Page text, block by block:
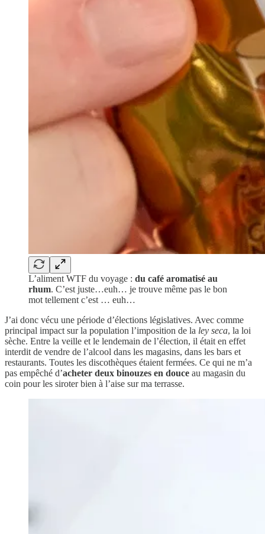
L’aliment WTF du voyage : du café aromatisé au
rhum. C’est juste…euh… je trouve même pas le bon
mot tellement c’est … euh…
J’ai donc vécu une période d’élections législatives. Avec comme
principal impact sur la population l’imposition de la ley seca, la loi
sèche. Entre la veille et le lendemain de l’élection, il était en effet
interdit de vendre de l’alcool dans les magasins, dans les bars et
restaurants. Toutes les discothèques étaient fermées. Ce qui ne m’a
pas empêché d’acheter deux binouzes en douce au magasin du
coin pour les siroter bien à l’aise sur ma terrasse.